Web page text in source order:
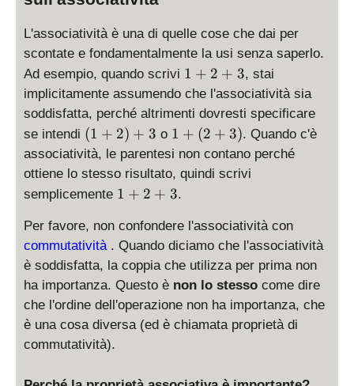
g
h
t)
\
ci
rc
c
=
a
rc
\l
ef
t(
b
ci
L'associatività è una di quelle cose che dai per
scontate e fondamentalmente la usi senza saperlo.
Ad esempio, quando scrivi 1
+
2
3
1 + 2 + 3, stai
implicitamente assumendo che l'associatività sia
soddisfatta, perché altrimenti dovresti specificare
se intendi (
1
+
)
+
3
(1 + 2) + 3 o 1
+
(
2
+
3
)
1 + (2 + 3). Quando c'è
associatività, le parentesi non contano perché
ottiene lo stesso risultato, quindi scrivi
semplicemente 1
2
+
3
1 + 2 + 3.
Per favore, non confondere l'associatività con
commutatività . Quando diciamo che l'associatività
è soddisfatta, la coppia che utilizza per prima non
ha importanza. Questo è non lo stesso come dire
che l'ordine dell'operazione non ha importanza, che
è una cosa diversa (ed è chiamata proprietà di
commutatività).